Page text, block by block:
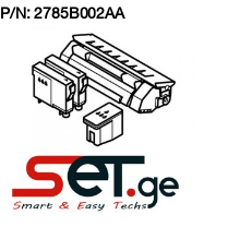
P/N:2785B002AA